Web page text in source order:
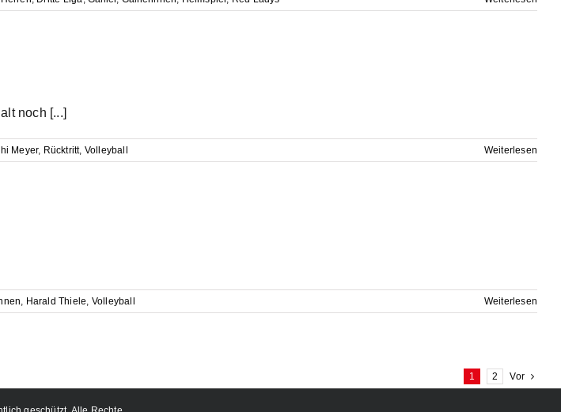
noch [...]
Meyer, Rücktritt, Volleyball Weiterlesen
, Harald Thiele, Volleyball Weiterlesen
1 2 Vor